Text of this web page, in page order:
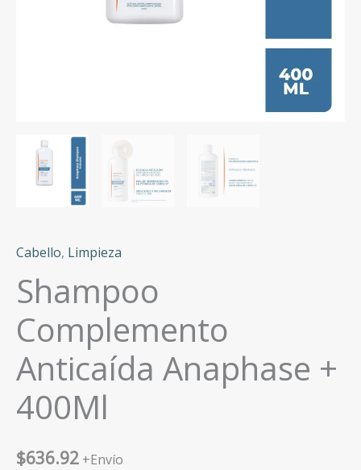
Cabello, Limpieza
Shampoo
Complemento
Anticaída Anaphase +
400Ml
$636.92 +Envío